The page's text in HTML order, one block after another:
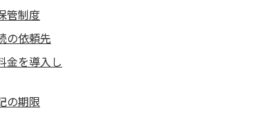
管制度
の依頼先
金を導入し
の期限